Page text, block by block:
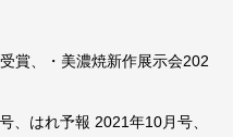
賞、・美濃焼新作展示会202
、はれ予報 2021年10月号、